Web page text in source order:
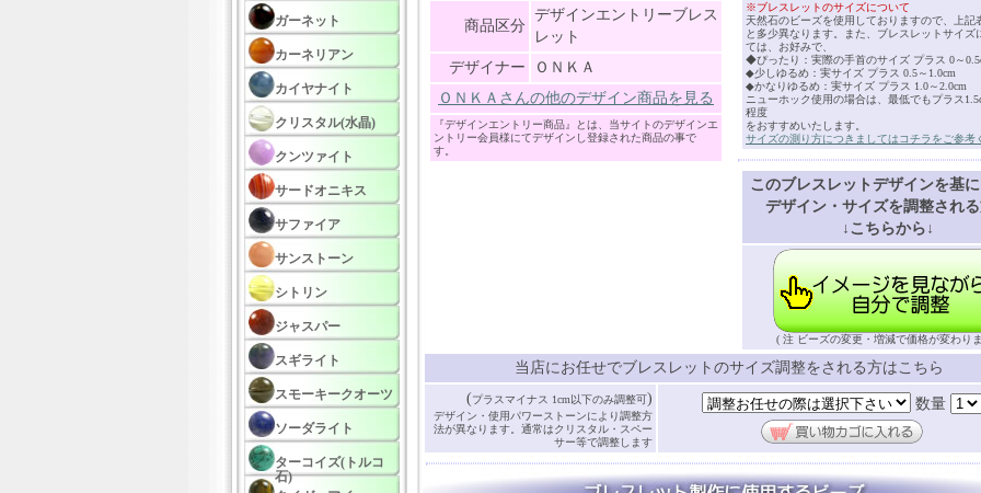
ガーネット
カーネリアン
カイヤナイト
クリスタル(水晶)
クンツァイト
サードオニキス
サファイア
サンストーン
シトリン
ジャスパー
スギライト
スモーキークオーツ
ソーダライト
ターコイズ(トルコ
石)
商品区分
デザインエントリーブレス
レット
デザイナー
ＯＮＫＡ
ＯＮＫＡさんの他のデザイン商品を見る
『デザインエントリー商品』とは、当サイトのデザインエ
ントリー会員様にてデザインし登録された商品の事で
す。
※ブレスレットのサイズについて
天然石のビーズを使用しておりますので、上記
と多少異なります。また、ブレスレットサイズ
ては、お好みで、
◆ぴったり：実際の手首のサイズ プラス 0～
◆少しゆるめ：実サイズ プラス 0.5～1.0cm
◆かなりゆるめ：実サイズ プラス 1.0～2.0cm
ニューホック使用の場合は、最低でもプラス
程度
をおすすめいたします。
サイズの測り方につきましてはコチラをご参考
このブレスレットデザインを基
デザイン・サイズを調整され
↓こちらから↓
( 注 ビーズの変更・増減で価格が変わり
当店にお任せでブレスレットのサイズ調整をされる方はこちら
(プラスマイナス 1cm以下のみ調整可)
デザイン・使用パワーストーンにより調整方
法が異なります。通常はクリスタル・スペー
サー等で調整します
数量